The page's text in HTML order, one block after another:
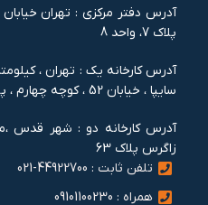
آدرس دفتر مرکزی : تهران خيابان
پلاک 7، واحد 8
سايپا ، خيابان 52 ، کوچه چهارم ، پلاک 8
زاگرس پلاک 63
تلفن ثابت : 44922700-021
همراه : 09101100230